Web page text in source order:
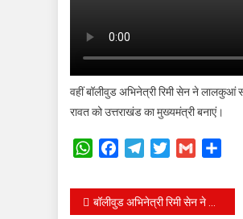
वहीं बॉलीवुड अभिनेत्री रिमी सेन ने लालकुआं
रावत को उत्तराखंड का मुख्यमंत्री बनाएं।
WhatsAppFacebookTelegramTwitterGmail
Post
बॉलीवुड अभिनेत्री रिमी सेन ने थामा काँग्रेस का हाथ, हरदा को सीएम बनाने की अपील की